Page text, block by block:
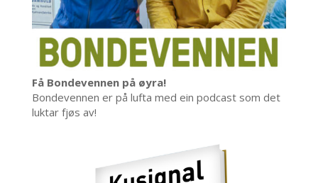
Få Bondevennen på øyra!
Bondevennen er på lufta med ein podcast som det
luktar fjøs av!